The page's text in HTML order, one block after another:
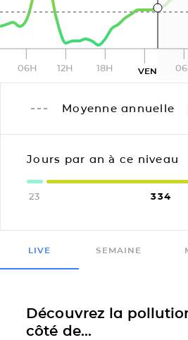
06H 12H 18H VEN
Moyenne annuelle
Jours par an à ce niveau
23 334
LIVE SEMAINE
Découvrez la
côté de...